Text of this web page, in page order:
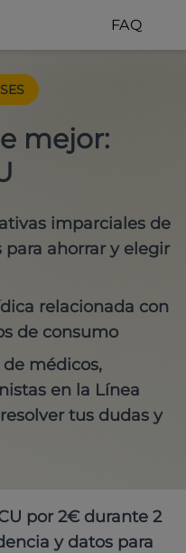
FAQ
mejor:
imparciales de
para ahorrar y elegir
relacionada con
de consumo
médicos,
en la Línea
tus dudas y
por 2€ durante 2
y datos para